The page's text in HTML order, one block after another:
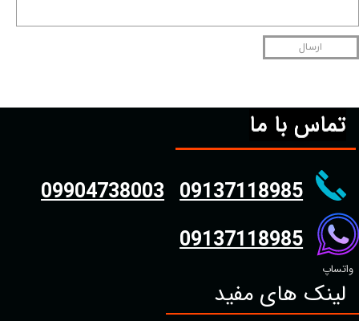
ارسال
تماس با ما
واتساپ
09904738003 09137118985
09137118985
لینک های مفید